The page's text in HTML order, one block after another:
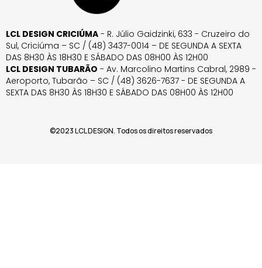
LCL DESIGN CRICIÚMA - R. Júlio Gaidzinki, 633 - Cruzeiro do
Sul, Criciúma – SC / (48) 3437-0014 – DE SEGUNDA A SEXTA
DAS 8H30 ÀS 18H30 E SÁBADO DAS 08H00 ÀS 12H00
LCL DESIGN TUBARÃO - Av. Marcolino Martins Cabral, 2989 -
Aeroporto, Tubarão – SC / (48) 3626-7637 - DE SEGUNDA A
SEXTA DAS 8H30 ÀS 18H30 E SÁBADO DAS 08H00 ÀS 12H00
©2023 LCL DESIGN. Todos os direitos reservados